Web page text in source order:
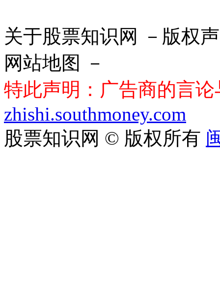
关于股票知识网 －版权
网站地图 －
特此声明：广告商的言
zhishi.southmoney.com
股票知识网 © 版权所有